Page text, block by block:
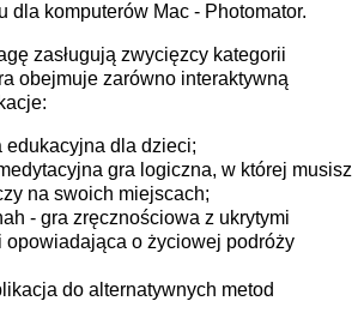
dla komputerów Mac - Photomator.
zasługują zwycięzcy kategorii
obejmuje zarówno interaktywną
edukacyjna dla dzieci;
gra logiczna, w której musisz
na swoich miejscach;
- gra zręcznościowa z ukrytymi
opowiadająca o życiowej podróży
do alternatywnych metod